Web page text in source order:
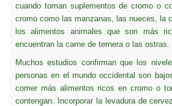
cuando toman suplementos de cromo o
cromo como las manzanas, las nueces, la
los alimentos animales que son más
encuentran la carne de ternera o las ostras.
Muchos estudios confirman que los
personas en el mundo occidental son
comer más alimentos ricos en cromo o
contengan. Incorporar la levadura de